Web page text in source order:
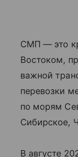
СМП — это
Востоком,
важной
перевозки
по морям
Сибирское,
В августе